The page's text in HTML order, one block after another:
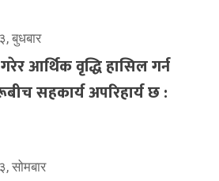
बुधबार
गरेर आर्थिक वृद्धि हासिल गर्न
सहकार्य अपरिहार्य छ :
सोमबार